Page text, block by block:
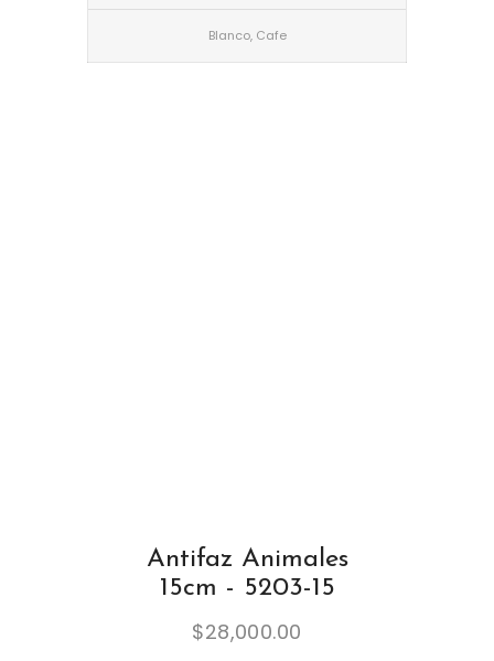
Blanco, Cafe
Antifaz Animales
15cm - 5203-15
$28,000.00